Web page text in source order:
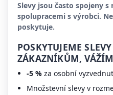
Slevy jsou často spojeny
spolupracemi s výrobci.
poskytuje.
POSKYTUJEME
ZÁKAZNÍKŮM,
-5 % za osobní
Množstevní slevy v